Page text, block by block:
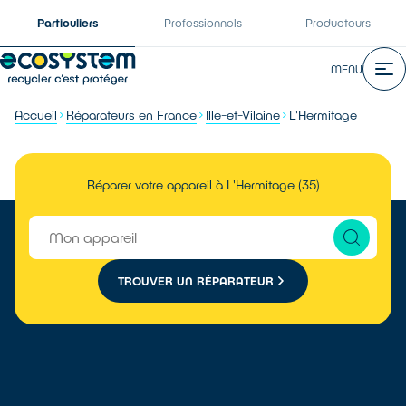
Particuliers Professionnels Producteurs
MENU
Accueil Réparateurs en France Ille-et-Vilaine L'Hermitage
Réparer votre appareil à L'Hermitage (35)
TROUVER UN RÉPARATEUR